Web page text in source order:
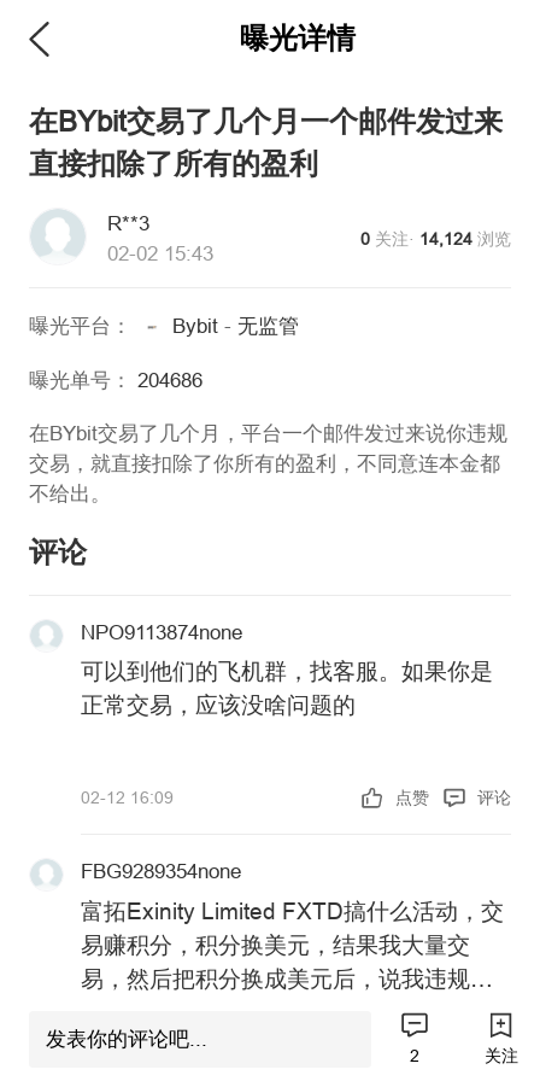
曝光详情
在BYbit交易了几个月一个邮件发过来
直接扣除了所有的盈利
R**3
02-02 15:43
0 关注· 14,124 浏览
曝光平台： Bybit- 无监管
曝光单号： 204686
在BYbit交易了几个月，平台一个邮件发过来说你违规
交易，就直接扣除了你所有的盈利，不同意连本金都
不给出。
评论
NPO9113874none
可以到他们的飞机群，找客服。如果你是
正常交易，应该没啥问题的
02-12 16:09 点赞 评论
FBG9289354none
富拓Exinity Limited FXTD搞什么活动，交
易赚积分，积分换美元，结果我大量交
易，然后把积分换成美元后，说我违规操
作，直接把我账户清空，然后销户，正规
的、受严格监管的金融机构在处理客户资
02-03 21:35 点赞 评论
发表你的评论吧...
2 关注